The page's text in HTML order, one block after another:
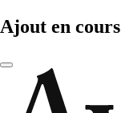
Ajout en